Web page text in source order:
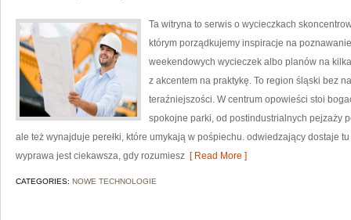
Ta witryna to serwis o wycieczkach
którym porządkujemy inspiracje na
weekendowych wycieczek albo planów na
z akcentem na praktykę. To region śląski bez
teraźniejszości. W centrum opowieści stoi
spokojne parki, od postindustrialnych pejzaży
ale też wynajduje perełki, które umykają w pośpiechu. odwiedzający dostaje
wyprawa jest ciekawsza, gdy rozumiesz [ Read More ]
CATEGORIES: NOWE TECHNOLOGIE